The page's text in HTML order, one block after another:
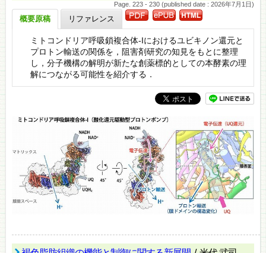
Page. 223 - 230 (published date : 2026年7月1日)
概要原稿 リファレンス
ミトコンドリア呼吸鎖複合体-Iにおけるユビキノン還元と
プロトン輸送の関係を，阻害剤研究の知見をもとに整理
し，分子機構の解明が新たな創薬標的としての本酵素の理
解につながる可能性を紹介する．